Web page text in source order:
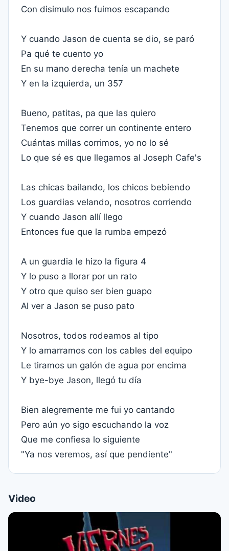
Con disimulo nos fuimos escapando
Y cuando Jason de cuenta se dio, se paró
Pa qué te cuento yo
En su mano derecha tenía un machete
Y en la izquierda, un 357
Bueno, patitas, pa que las quiero
Tenemos que correr un continente entero
Cuántas millas corrimos, yo no lo sé
Lo que sé es que llegamos al Joseph Cafe's
Las chicas bailando, los chicos bebiendo
Los guardias velando, nosotros corriendo
Y cuando Jason allí llego
Entonces fue que la rumba empezó
A un guardia le hizo la figura 4
Y lo puso a llorar por un rato
Y otro que quiso ser bien guapo
Al ver a Jason se puso pato
Nosotros, todos rodeamos al tipo
Y lo amarramos con los cables del equipo
Le tiramos un galón de agua por encima
Y bye-bye Jason, llegó tu día
Bien alegremente me fui yo cantando
Pero aún yo sigo escuchando la voz
Que me confiesa lo siguiente
"Ya nos veremos, así que pendiente"
Video